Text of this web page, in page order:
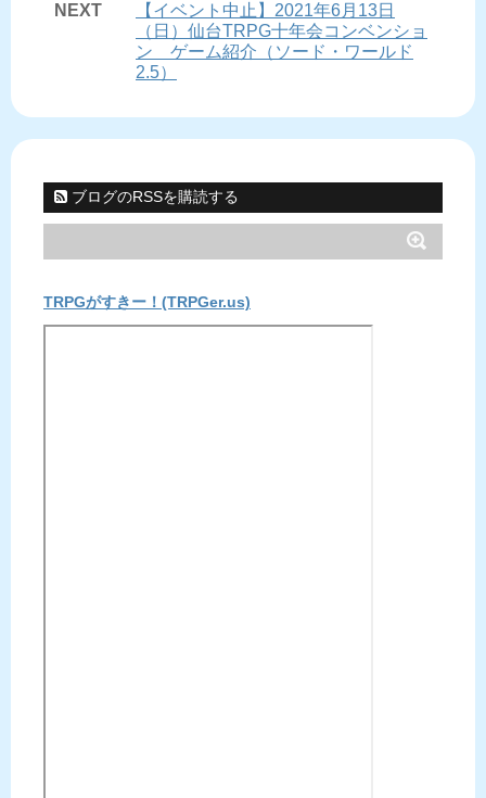
NEXT
【イベント中止】2021年6月13日
（日）仙台TRPG十年会コンベンショ
ン ゲーム紹介（ソード・ワールド
2.5）
ブログのRSSを購読する
TRPGがすきー！(TRPGer.us)